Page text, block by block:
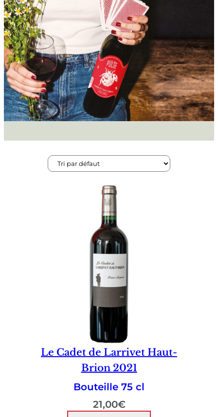
Le Cadet de Larrivet Haut-
Brion 2021
Bouteille 75 cl
21,00€